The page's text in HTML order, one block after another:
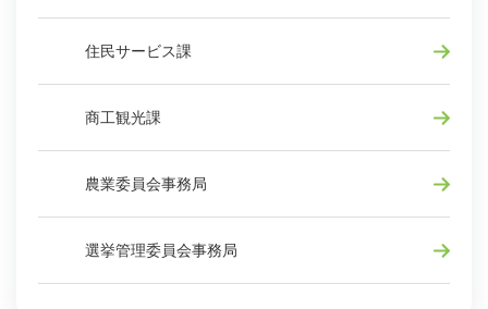
住民サービス課
商工観光課
農業委員会事務局
選挙管理委員会事務局